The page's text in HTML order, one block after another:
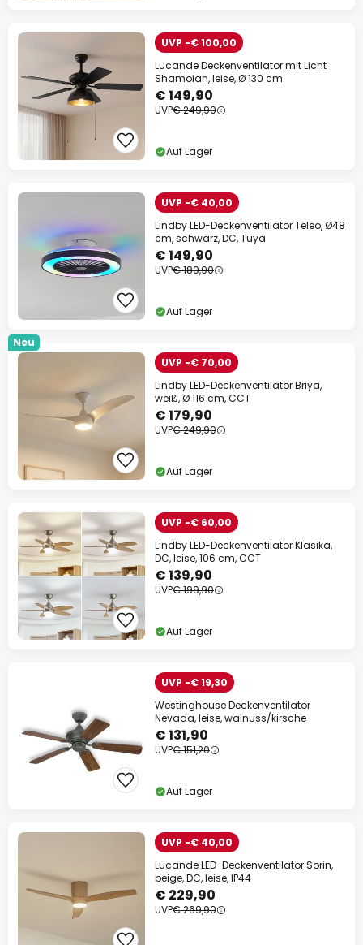
UVP -€ 100,00
Lucande Deckenventilator mit Licht
Shamoian, leise, Ø 130 cm
€ 149,90
UVP€ 249,90
Auf Lager
UVP -€ 40,00
Lindby LED-Deckenventilator Teleo, Ø48
cm, schwarz, DC, Tuya
€ 149,90
UVP€ 189,90
Auf Lager
Neu
UVP -€ 70,00
Lindby LED-Deckenventilator Briya,
weiß, Ø 116 cm, CCT
€ 179,90
UVP€ 249,90
Auf Lager
UVP -€ 60,00
Lindby LED-Deckenventilator Klasika,
DC, leise, 106 cm, CCT
€ 139,90
UVP€ 199,90
Auf Lager
UVP -€ 19,30
Westinghouse Deckenventilator
Nevada, leise, walnuss/kirsche
€ 131,90
UVP€ 151,20
Auf Lager
UVP -€ 40,00
Lucande LED-Deckenventilator Sorin,
beige, DC, leise, IP44
€ 229,90
UVP€ 269,90